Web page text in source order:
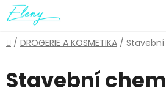
Přejít
na
obsah
Domů
/ DROGERIE A KOSMETIKA /
Stavební